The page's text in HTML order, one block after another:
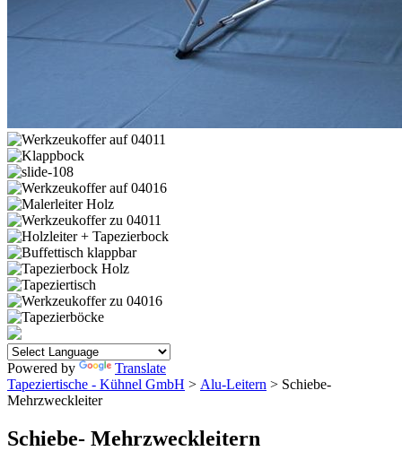
Powered by
Translate
Tapeziertische - Kühnel GmbH > Alu-Leitern > Schiebe-
Mehrzweckleiter
Schiebe- Mehrzweckleitern